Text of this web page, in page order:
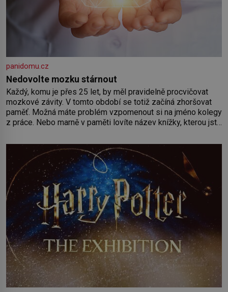
panidomu.cz
Nedovolte mozku stárnout
Každý, komu je přes 25 let, by měl pravidelně procvičovat
mozkové závity. V tomto období se totiž začíná zhoršovat
paměť. Možná máte problém vzpomenout si na jméno kolegy
z práce. Nebo marně v paměti lovíte název knížky, kterou jste
paměť rozhodla stávkovat. Cvičte